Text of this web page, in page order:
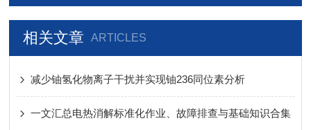
相关文章 ARTICLES
减少铀氢化物离子干扰并实现铀236同位素分析
一文汇总电热消解标准化作业、故障排查与基础知识合集